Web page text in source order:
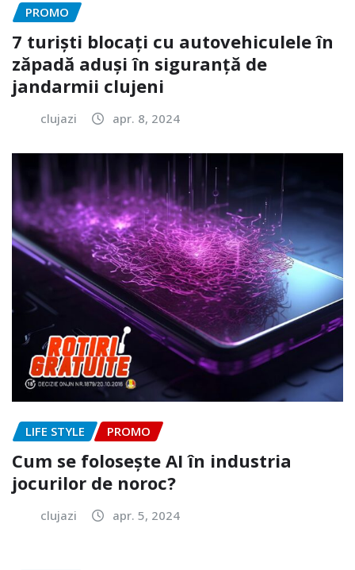
PROMO
7 turiști blocați cu autovehiculele în
zăpadă aduși în siguranță de
jandarmii clujeni
clujazi apr. 8, 2024
LIFE STYLE PROMO
Cum se folosește AI în industria
jocurilor de noroc?
clujazi apr. 5, 2024